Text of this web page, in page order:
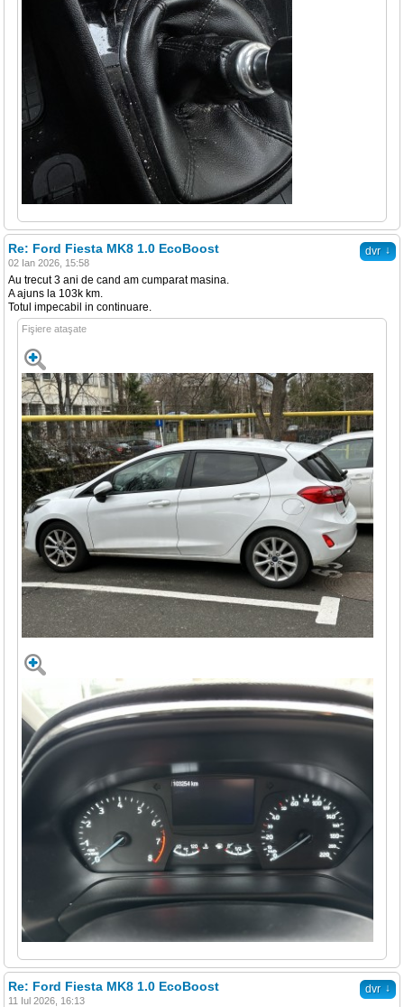
dvr ↓
Re: Ford Fiesta MK8 1.0 EcoBoost
02 Ian 2026, 15:58
Au trecut 3 ani de cand am cumparat masina.
A ajuns la 103k km.
Totul impecabil in continuare.
Fişiere ataşate
dvr ↓
Re: Ford Fiesta MK8 1.0 EcoBoost
11 Iul 2026, 16:13